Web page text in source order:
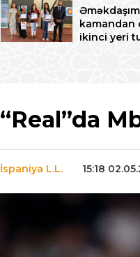
kamandan
ikinci yeri
“Real”da
İspaniya L.L. 15:18